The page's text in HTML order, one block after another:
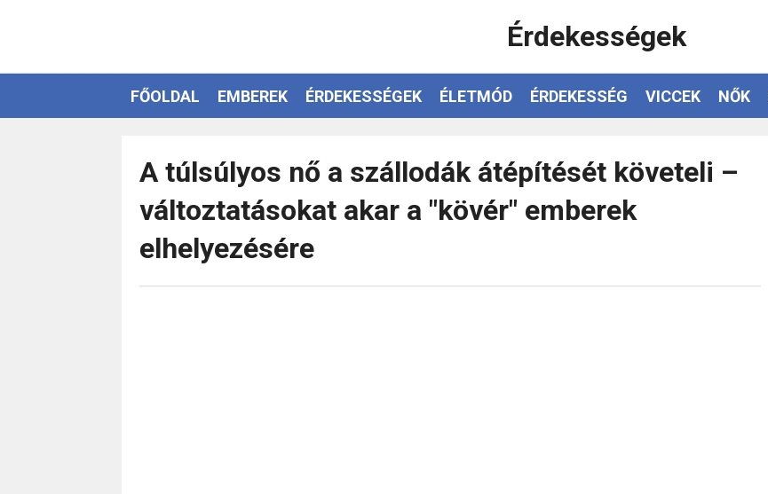
Érdekességek
FŐOLDAL EMBEREK ÉRDEKESSÉGEK ÉLETMÓD ÉRDEKESSÉG VICCEK NŐK
A túlsúlyos nő a szállodák átépítését követeli –
változtatásokat akar a "kövér" emberek
elhelyezésére